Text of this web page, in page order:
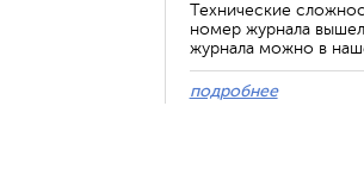
Технические
номер журнала
журнала можно в
подробнее